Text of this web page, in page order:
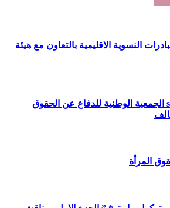
النسوية الاقليمية بالتعاون مع هيئة
تهنئة شبكة sowar egypt الجمعية الوطنية للدفاع عن الحقوق
المرأة